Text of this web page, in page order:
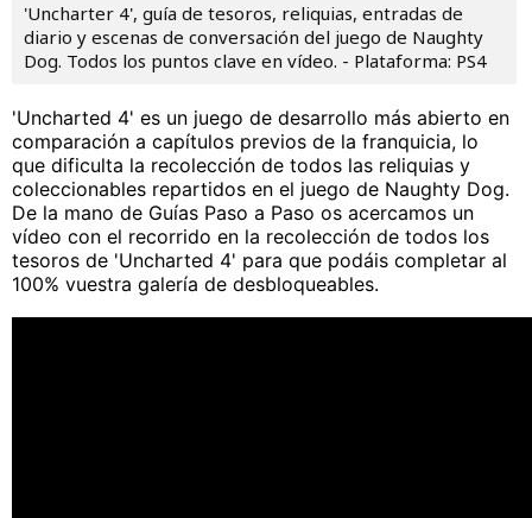
'Uncharter 4', guía de tesoros, reliquias, entradas de
diario y escenas de conversación del juego de Naughty
Dog. Todos los puntos clave en vídeo. - Plataforma: PS4
'Uncharted 4' es un juego de desarrollo más abierto en
comparación a capítulos previos de la franquicia, lo
que dificulta la recolección de todos las reliquias y
coleccionables repartidos en el juego de Naughty Dog.
De la mano de Guías Paso a Paso os acercamos un
vídeo con el recorrido en la recolección de todos los
tesoros de 'Uncharted 4' para que podáis completar al
100% vuestra galería de desbloqueables.